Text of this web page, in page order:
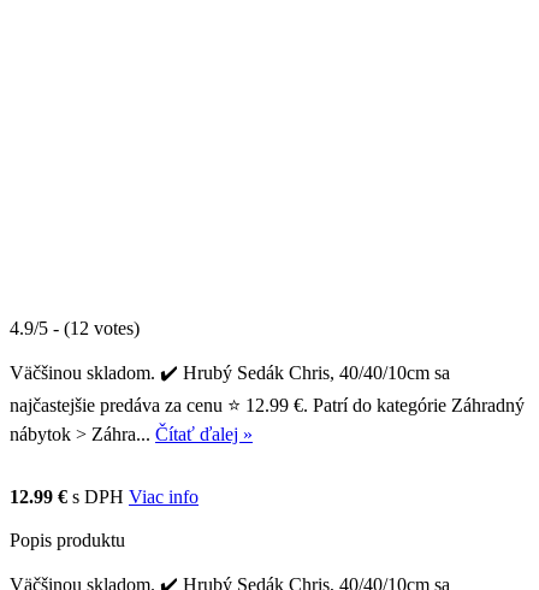
4.9/5 - (12 votes)
Väčšinou skladom. ✔️ Hrubý Sedák Chris, 40/40/10cm sa
najčastejšie predáva za cenu ⭐ 12.99 €. Patrí do kategórie Záhradný
nábytok > Záhra... Čítať ďalej »
12.99 € s DPH Viac info
Popis produktu
Väčšinou skladom. ✔️ Hrubý Sedák Chris, 40/40/10cm sa